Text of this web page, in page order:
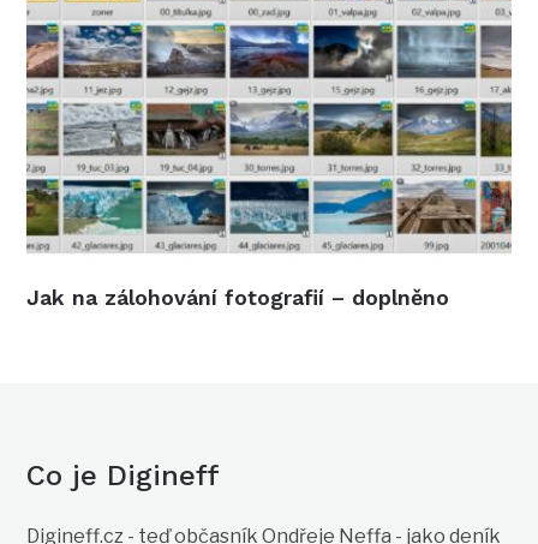
Jak na zálohování fotografií – doplněno
Co je Digineff
Digineff.cz - teď občasník Ondřeje Neffa - jako deník